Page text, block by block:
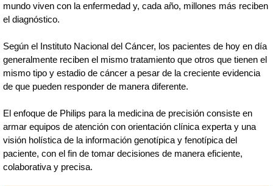
mundo viven con la enfermedad y, cada año, millones más reciben
el diagnóstico.
Según el Instituto Nacional del Cáncer, los pacientes de hoy en día
generalmente reciben el mismo tratamiento que otros que tienen el
mismo tipo y estadio de cáncer a pesar de la creciente evidencia
de que pueden responder de manera diferente.
El enfoque de Philips para la medicina de precisión consiste en
armar equipos de atención con orientación clínica experta y una
visión holística de la información genotípica y fenotípica del
paciente, con el fin de tomar decisiones de manera eficiente,
colaborativa y precisa.